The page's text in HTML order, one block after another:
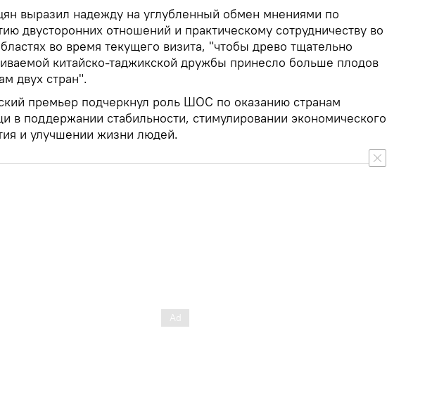
выразил надежду на углубленный обмен мнениями по
двусторонних отношений и практическому сотрудничеству во
во время текущего визита, "чтобы древо тщательно
китайско-таджикской дружбы принесло больше плодов
двух стран".
премьер подчеркнул роль ШОС по оказанию странам
в поддержании стабильности, стимулировании экономического
и улучшении жизни людей.